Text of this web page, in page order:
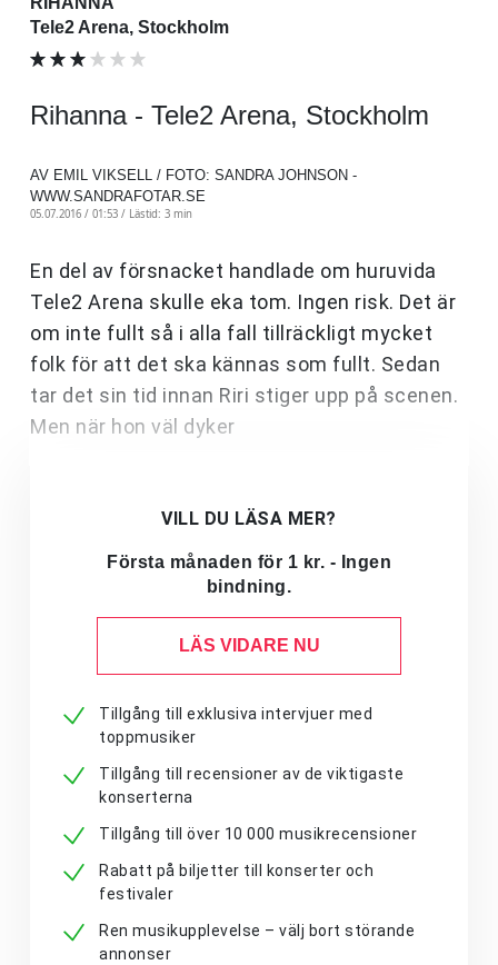
Tele2 Arena, Stockholm
Rihanna - Tele2 Arena, Stockholm
AV EMIL VIKSELL / FOTO: SANDRA JOHNSON -
WWW.SANDRAFOTAR.SE
05.07.2016 / 01:53 / Lästid: 3 min
En del av försnacket handlade om huruvida
Tele2 Arena skulle eka tom. Ingen risk. Det är
om inte fullt så i alla fall tillräckligt mycket
folk för att det ska kännas som fullt. Sedan
tar det sin tid innan Riri stiger upp på scenen.
Men när hon väl dyker
VILL DU LÄSA MER?
Första månaden för 1 kr. - Ingen
bindning.
LÄS VIDARE NU
Tillgång till exklusiva intervjuer med
toppmusiker
Tillgång till recensioner av de viktigaste
konserterna
Tillgång till över 10 000 musikrecensioner
Rabatt på biljetter till konserter och
festivaler
Ren musikupplevelse – välj bort störande
annonser